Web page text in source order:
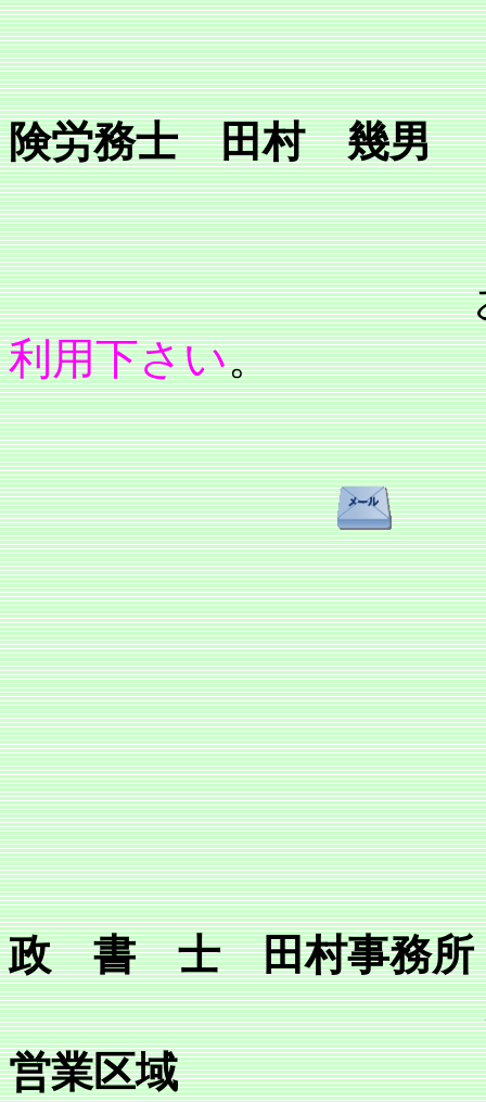
所長 特
険労務士 田村 幾男
利用下さい。
政 書 士 田村事務所
営業区域